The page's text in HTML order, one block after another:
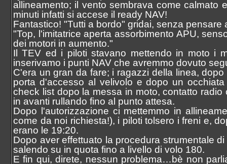
allineamento; il vento sembrava come calmato
minuti infatti si accese il ready NAV!
Fantastico! "Tutti a bordo" gridai, senza pensare
"Top, l'imitatrice aperta assorbimento APU,
dei motori in aumento."
Il TEV ed i piloti stavano mettendo in moto i
inserivamo i punti NAV che avremmo dovuto
C'era un gran da fare; i ragazzi della linea,
porta d'accesso al velivolo e dopo un
check list dopo la messa in moto, contatto
in avanti rullando fino al punto attesa.
Dopo l'autorizzazione ci mettemmo in
come da noi richiesta!), i piloti tolsero i freni e,
erano le 19:20.
Dopo aver effettuato la procedura strumentale
salendo su in quota fino a livello di volo 180.
E fin qui, direte, nessun problema…bè non